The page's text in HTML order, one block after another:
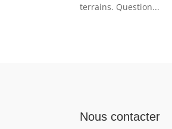
terrains. Question...
Nous contacter